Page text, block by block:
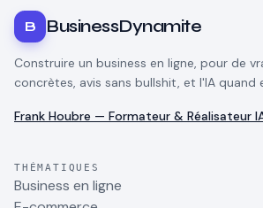
B BusinessDynamite
Construire un business en ligne, pour de
concrètes, avis sans bullshit, et l'IA quand
Frank Houbre — Formateur & Réalisateur
THÉMATIQUES
Business en ligne